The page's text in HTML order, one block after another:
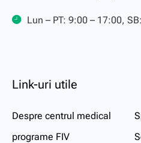
Lun – PT: 9:00 – 17:00,
Link-uri utile
Despre centrul medical
programe FIV